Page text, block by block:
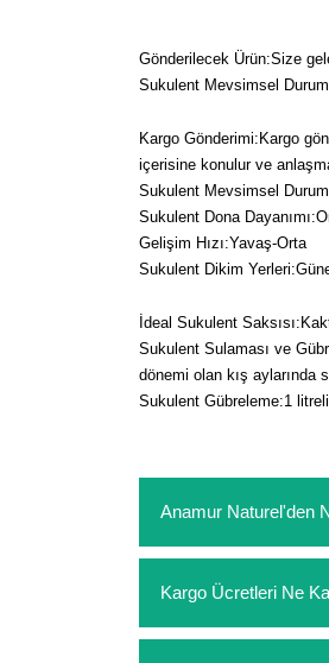
Gönderilecek Ürün:Size
Sukulent Mevsimsel
Kargo Gönderimi:Kargo
içerisine konulur ve
Sukulent Mevsimsel
Sukulent Dona
Gelişim Hızı:Yavaş-Orta
Sukulent Dikim
İdeal Sukulent
Sukulent Sulaması ve
dönemi olan kış aylarında
Sukulent Gübreleme:1
Anamur Naturel'den
sipariş verebilirsiniz.
ödeme yoktur.
Kargo Ücretleri Ne